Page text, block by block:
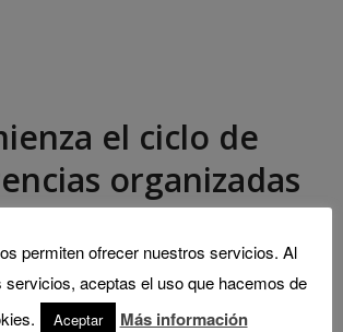
el ciclo de
organizadas
“El Palacio
Valladolid a través
protagonistas”
permiten ofrecer nuestros servicios. Al
servicios, aceptas el uso que hacemos de
Aceptar Más información